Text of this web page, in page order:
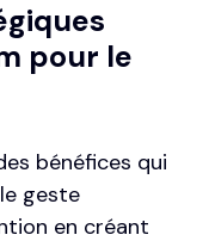
pour le
bénéfices qui
geste
en créant